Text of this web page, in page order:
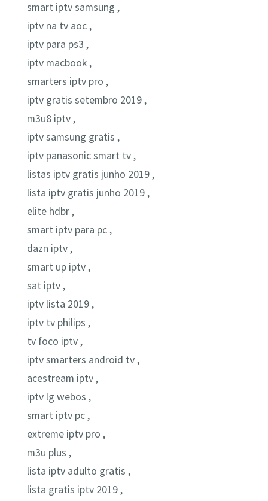
smart iptv samsung ,
iptv na tv aoc ,
iptv para ps3 ,
iptv macbook ,
smarters iptv pro ,
iptv gratis setembro 2019 ,
m3u8 iptv ,
iptv samsung gratis ,
iptv panasonic smart tv ,
listas iptv gratis junho 2019 ,
lista iptv gratis junho 2019 ,
elite hdbr ,
smart iptv para pc ,
dazn iptv ,
smart up iptv ,
sat iptv ,
iptv lista 2019 ,
iptv tv philips ,
tv foco iptv ,
iptv smarters android tv ,
acestream iptv ,
iptv lg webos ,
smart iptv pc ,
extreme iptv pro ,
m3u plus ,
lista iptv adulto gratis ,
lista gratis iptv 2019 ,